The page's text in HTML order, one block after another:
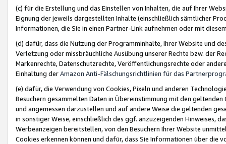
(c) für die Erstellung und das Einstellen von Inhalten, die auf Ihrer
Eignung der jeweils dargestellten Inhalte (einschließlich sämtlicher
Informationen, die Sie in einen Partner-Link aufnehmen oder mit
(d) dafür, dass die Nutzung der Programminhalte, Ihrer Website und
Verletzung oder missbräuchliche Ausübung unserer Rechte bzw. der
Markenrechte, Datenschutzrechte, Veröffentlichungsrechte oder
Einhaltung derAmazon Anti-Fälschungsrichtlinien für das
(e) dafür, die Verwendung von Cookies, Pixeln und anderen
Besuchern gesammelten Daten in Übereinstimmung mit den
und angemessen darzustellen und auf andere Weise die geltenden
in sonstiger Weise, einschließlich des ggf. anzuzeigenden Hinweises,
Werbeanzeigen bereitstellen, von den Besuchern Ihrer Website
Cookies erkennen können und dafür, dass Sie Informationen über die